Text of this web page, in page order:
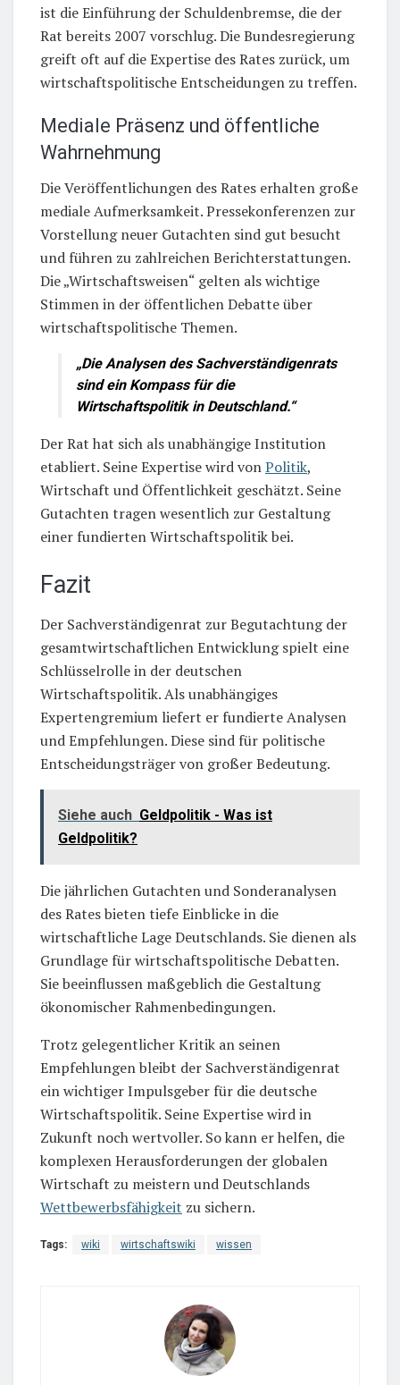
ist die Einführung der Schuldenbremse, die der
Rat bereits 2007 vorschlug. Die Bundesregierung
greift oft auf die Expertise des Rates zurück, um
wirtschaftspolitische Entscheidungen zu treffen.
Mediale Präsenz und öffentliche
Wahrnehmung
Die Veröffentlichungen des Rates erhalten große
mediale Aufmerksamkeit. Pressekonferenzen zur
Vorstellung neuer Gutachten sind gut besucht
und führen zu zahlreichen Berichterstattungen.
Die „Wirtschaftsweisen“ gelten als wichtige
Stimmen in der öffentlichen Debatte über
wirtschaftspolitische Themen.
„Die Analysen des Sachverständigenrats
sind ein Kompass für die
Wirtschaftspolitik in Deutschland.“
Der Rat hat sich als unabhängige Institution
etabliert. Seine Expertise wird vonPolitik,
Wirtschaft und Öffentlichkeit geschätzt. Seine
Gutachten tragen wesentlich zur Gestaltung
einer fundierten Wirtschaftspolitik bei.
Fazit
Der Sachverständigenrat zur Begutachtung der
gesamtwirtschaftlichen Entwicklung spielt eine
Schlüsselrolle in der deutschen
Wirtschaftspolitik. Als unabhängiges
Expertengremium liefert er fundierte Analysen
und Empfehlungen. Diese sind für politische
Entscheidungsträger von großer Bedeutung.
Siehe auch Geldpolitik - Was ist
Geldpolitik?
Die jährlichen Gutachten und Sonderanalysen
des Rates bieten tiefe Einblicke in die
wirtschaftliche Lage Deutschlands. Sie dienen als
Grundlage für wirtschaftspolitische Debatten.
Sie beeinflussen maßgeblich die Gestaltung
ökonomischer Rahmenbedingungen.
Trotz gelegentlicher Kritik an seinen
Empfehlungen bleibt der Sachverständigenrat
ein wichtiger Impulsgeber für die deutsche
Wirtschaftspolitik. Seine Expertise wird in
Zukunft noch wertvoller. So kann er helfen, die
komplexen Herausforderungen der globalen
Wirtschaft zu meistern und Deutschlands
Wettbewerbsfähigkeit zu sichern.
Tags: wiki wirtschaftswiki wissen